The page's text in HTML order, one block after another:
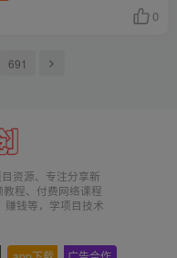
0
691
资源、专注分享新
程、付费网络课程
赚钱等，学项目技术